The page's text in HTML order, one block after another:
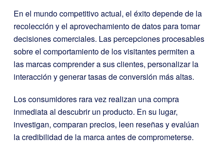
En el mundo competitivo actual, el éxito depende de la
recolección y el aprovechamiento de datos para tomar
decisiones comerciales. Las percepciones procesables
sobre el comportamiento de los visitantes permiten a
las marcas comprender a sus clientes, personalizar la
interacción y generar tasas de conversión más altas.
Los consumidores rara vez realizan una compra
inmediata al descubrir un producto. En su lugar,
investigan, comparan precios, leen reseñas y evalúan
la credibilidad de la marca antes de comprometerse.